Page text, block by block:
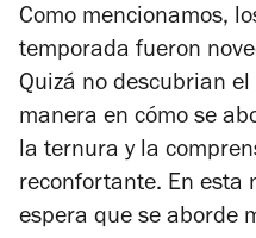
Como mencionamos,
temporada fueron
Quizá no descubrian
manera en cómo se
la ternura y la
reconfortante. En esta
espera que se aborde